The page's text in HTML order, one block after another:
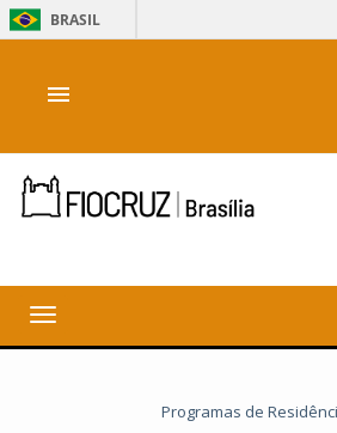
BRASIL
menu
Toggle
navigation
Programas de